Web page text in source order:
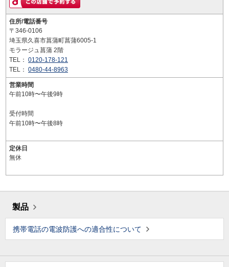
住所/電話番号
〒346-0106
埼玉県久喜市菖蒲町菖蒲6005-1
モラージュ菖蒲 2階
TEL： 0120-178-121
TEL： 0480-44-8963
営業時間
午前10時〜午後9時
受付時間
午前10時〜午後8時
定休日
無休
製品
携帯電話の電波防護への適合性について